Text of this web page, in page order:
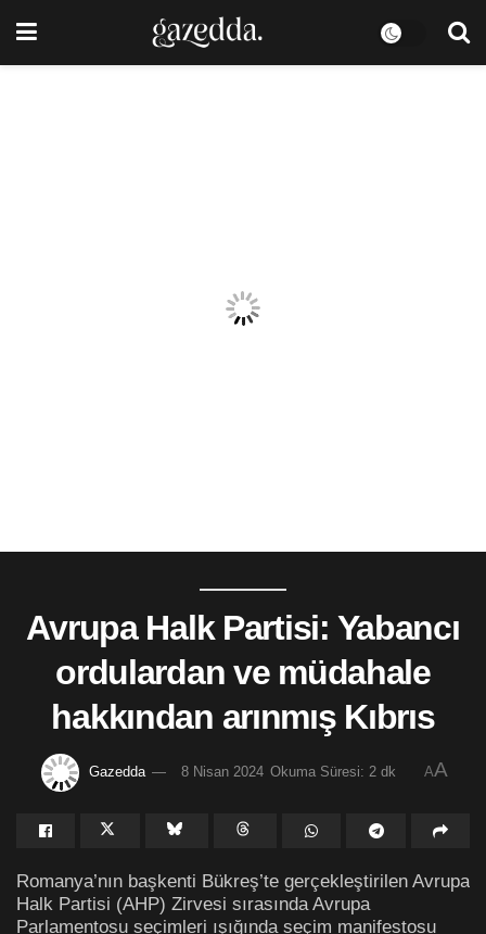
Avrupa Halk Partisi: Yabancı
ordulardan ve müdahale
hakkından arınmış Kıbrıs
Gazedda 8 Nisan 2024 Okuma Süresi: 2 dk AA
Romanya’nın başkenti Bükreş’te gerçekleştirilen Avrupa
Halk Partisi (AHP) Zirvesi sırasında Avrupa
Parlamentosu seçimleri ışığında seçim manifestosu